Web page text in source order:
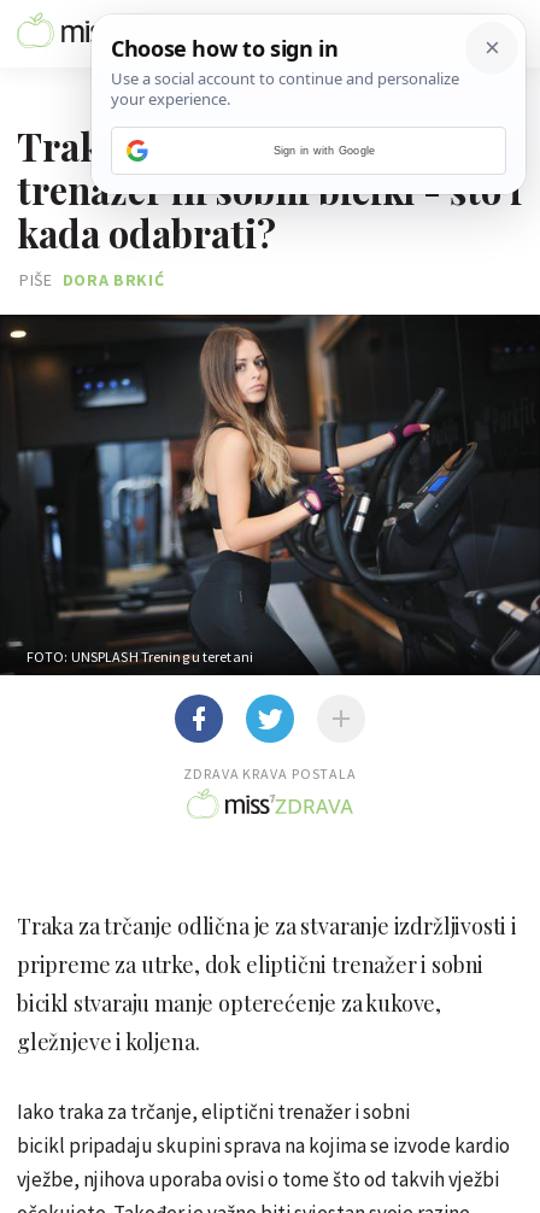
Traka za trčanje, eliptični
trenažer ili sobni bicikl - što i
kada odabrati?
PIŠE DORA BRKIĆ
FOTO: UNSPLASHTrening u teretani
ZDRAVA KRAVA POSTALA
Traka za trčanje odlična je za stvaranje izdržljivosti i
pripreme za utrke, dok eliptični trenažer i sobni
bicikl stvaraju manje opterećenje za kukove,
gležnjeve i koljena.
Iako traka za trčanje, eliptični trenažer i sobni
bicikl pripadaju skupini sprava na kojima se izvode kardio
vježbe, njihova uporaba ovisi o tome što od takvih vježbi
Sign in with Google